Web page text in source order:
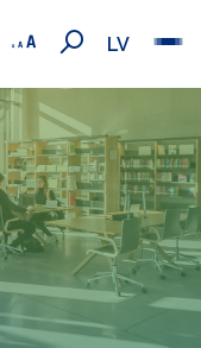
LV